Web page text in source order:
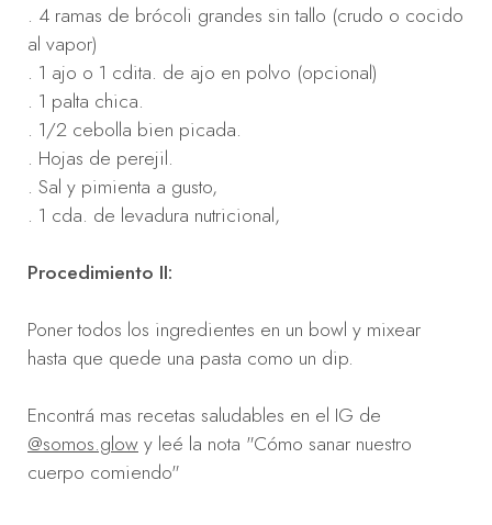
. 4 ramas de brócoli grandes sin tallo (crudo o cocido
al vapor)
. 1 ajo o 1 cdita. de ajo en polvo (opcional)
. 1 palta chica.
. 1/2 cebolla bien picada.
. Hojas de perejil.
. Sal y pimienta a gusto,
. 1 cda. de levadura nutricional,
Procedimiento II:
Poner todos los ingredientes en un bowl y mixear
hasta que quede una pasta como un dip.
Encontrá mas recetas saludables en el IG de
@somos.glowy leé la nota "Cómo sanar nuestro
cuerpo comiendo"